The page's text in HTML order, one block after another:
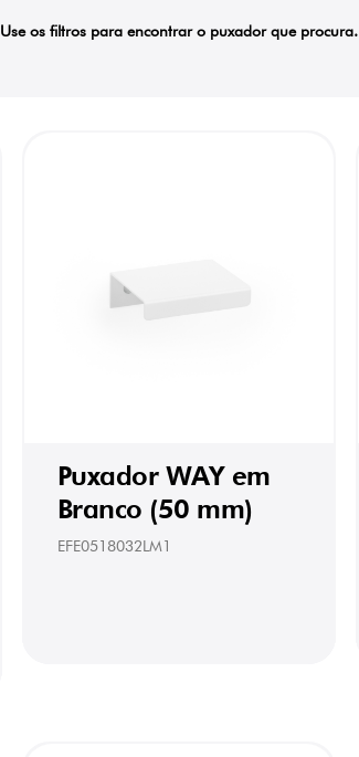
Use os filtros para encontrar o puxador que procura.
Puxador WAY em
Branco (50 mm)
EFE0518032LM1